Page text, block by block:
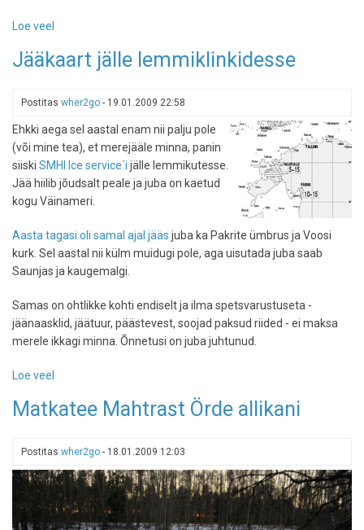
Loe veel
-
inimese
Jääkaart jälle lemmiklinkidesse
Postitas wher2go - 19.01.2009 22:58
Ehkki aega sel aastal enam nii palju pole
(või mine tea), et merejääle minna, panin
siiski SMHI Ice service´i jälle lemmikutesse.
Jää hiilib jõudsalt peale ja juba on kaetud
kogu Väinameri.
Aasta tagasi oli samal ajal jääs juba ka Pakrite ümbrus ja Voosi
kurk. Sel aastal nii külm muidugi pole, aga uisutada juba saab
Saunjas ja kaugemalgi.
Samas on ohtlikke kohti endiselt ja ilma spetsvarustuseta -
jäänaasklid, jäätuur, päästevest, soojad paksud riided - ei maksa
merele ikkagi minna. Õnnetusi on juba juhtunud.
Loe veel
jälle
Matkatee Mahtrast Örde allikani
Postitas wher2go - 18.01.2009 12:03